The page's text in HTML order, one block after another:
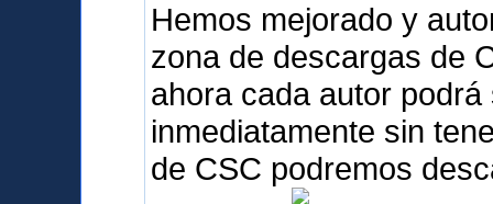
Hemos mejorado y
zona de descargas de
ahora cada autor
inmediatamente sin
de CSC podremos